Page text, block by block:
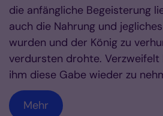
die anfängliche Begeisterung
auch die Nahrung und
wurden und der König zu
verdursten drohte. Verzweifelt
ihm diese Gabe wieder zu
Mehr